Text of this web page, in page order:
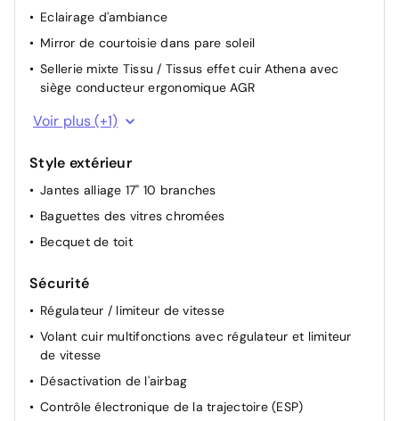
Eclairage d'ambiance
Mirror de courtoisie dans pare soleil
Sellerie mixte Tissu / Tissus effet cuir Athena avec
siège conducteur ergonomique AGR
Pack lumiere d'ambiance
Voir plus (+1)
Style extérieur
Jantes alliage 17" 10 branches
Baguettes des vitres chromées
Becquet de toit
Sécurité
Régulateur / limiteur de vitesse
Volant cuir multifonctions avec régulateur et limiteur
de vitesse
Désactivation de l'airbag
Contrôle électronique de la trajectoire (ESP)